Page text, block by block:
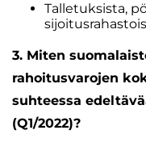
Talletuksista,
3. Miten
rahoitusvarojen
suhteessa
(Q1/2022)?